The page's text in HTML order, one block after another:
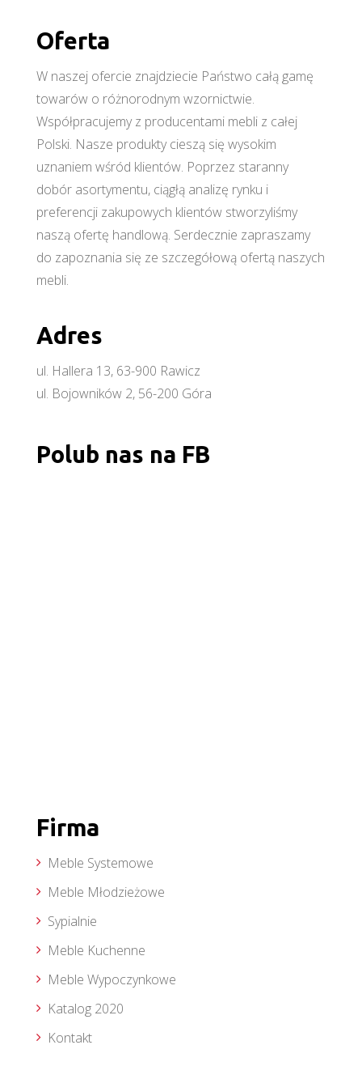
Oferta
W naszej ofercie znajdziecie Państwo całą gamę
towarów o różnorodnym wzornictwie.
Współpracujemy z producentami mebli z całej
Polski. Nasze produkty cieszą się wysokim
uznaniem wśród klientów. Poprzez staranny
dobór asortymentu, ciągłą analizę rynku i
preferencji zakupowych klientów stworzyliśmy
naszą ofertę handlową. Serdecznie zapraszamy
do zapoznania się ze szczegółową ofertą naszych
mebli.
Adres
ul. Hallera 13, 63-900 Rawicz
ul. Bojowników 2, 56-200 Góra
Polub nas na FB
Firma
Meble Systemowe
Meble Młodzieżowe
Sypialnie
Meble Kuchenne
Meble Wypoczynkowe
Katalog 2020
Kontakt